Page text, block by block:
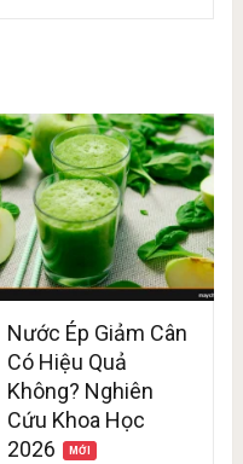
Nước Ép Giảm Cân
Có Hiệu Quả
Không? Nghiên
Cứu Khoa Học
2026